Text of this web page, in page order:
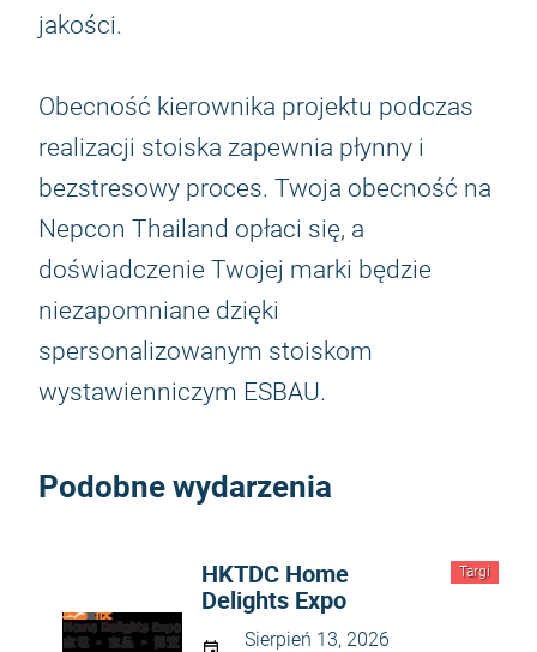
jakości.
Obecność kierownika projektu podczas
realizacji stoiska zapewnia płynny i
bezstresowy proces. Twoja obecność na
Nepcon Thailand opłaci się, a
doświadczenie Twojej marki będzie
niezapomniane dzięki
spersonalizowanym stoiskom
wystawienniczym ESBAU.
Podobne wydarzenia
Targi
HKTDC Home
Delights Expo
Sierpień 13, 2026